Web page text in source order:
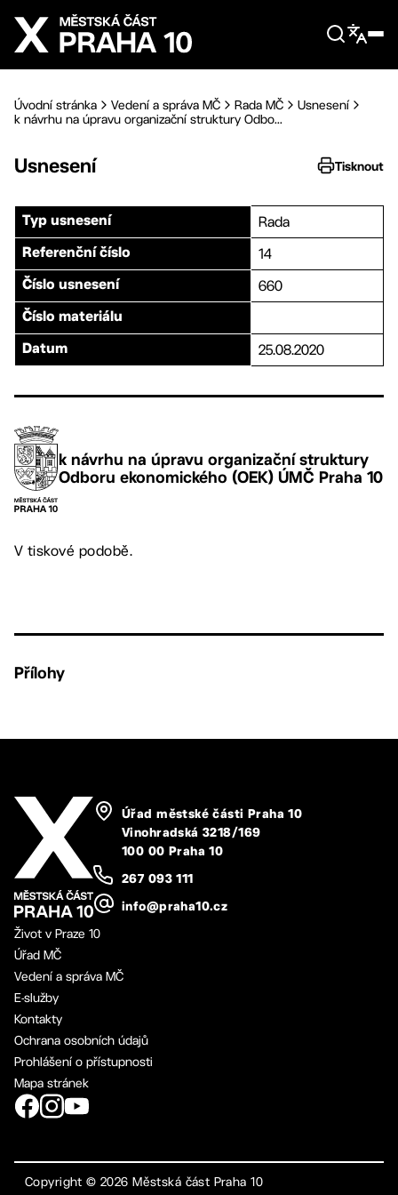
Přejít na hlavní obsah
Úvodní stránka Vedení a správa MČ Rada MČ
Usnesení
k návrhu na úpravu organizační struktury Odbo...
Usnesení Tisknout
Typ usnesení Rada
Referenční číslo 14
Číslo usnesení 660
Číslo materiálu
Datum 25.08.2020
k návrhu na úpravu organizační struktury
Odboru ekonomického (OEK) ÚMČ Praha 10
V tiskové podobě.
Přílohy
Úřad městské části Praha 10
Vinohradská 3218/169
100 00 Praha 10
267 093 111
info@praha10.cz
Život v Praze 10
Úřad MČ
Vedení a správa MČ
E-služby
Kontakty
Ochrana osobních údajů
Prohlášení o přístupnosti
Mapa stránek
Copyright ©2026 Městská část Praha 10